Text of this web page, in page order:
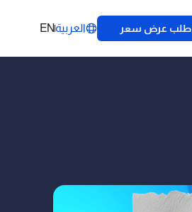
EN العربية طلب عرض سعر